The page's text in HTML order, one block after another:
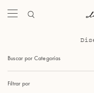
Buscar por Categorías
Filtrar por